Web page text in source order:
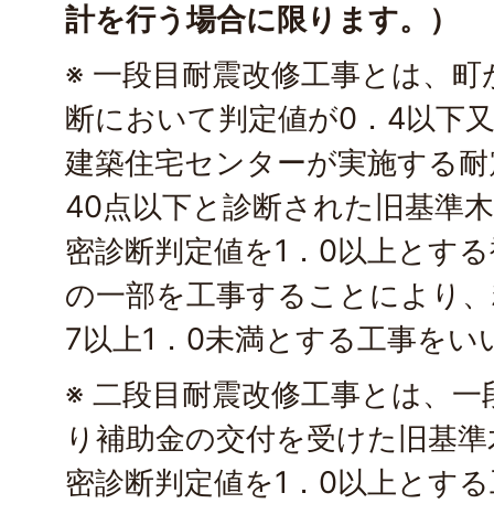
計を行う場合に限ります。）
※ 一段目耐震改修工事とは、
断において判定値が0．4以下
建築住宅センターが実施する
40点以下と診断された旧基準
密診断判定値を1．0以上とす
の一部を工事することにより
7以上1．0未満とする工事をい
※ 二段目耐震改修工事とは、
り補助金の交付を受けた旧基
密診断判定値を1．0以上とす